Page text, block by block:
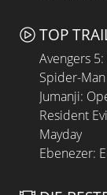
TOP
Avengers
Spider-
Jumanji:
Resident
Mayday
Ebenezer: